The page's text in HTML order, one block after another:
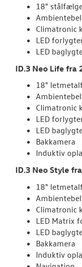
18"
Climatronic
LED
LED
ID.3 Neo Life fra
18"
Climatronic
LED
LED
Bakkamera
Induktiv
ID.3 Neo Style
18"
Climatronic
LED Matrix
LED
Bakkamera
Induktiv